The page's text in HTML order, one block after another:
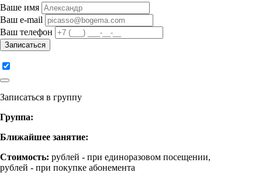
Ваше имя
Ваш e-mail
Ваш телефон
Записаться
Записаться в группу
Группа:
Ближайшее занятие:
Стоимость: рублей - при единоразовом посещении,
рублей - при покупке абонемента